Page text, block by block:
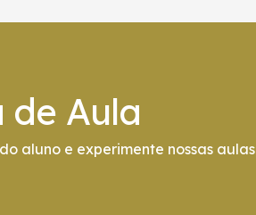
de Aula
aluno e experimente nossas aulas